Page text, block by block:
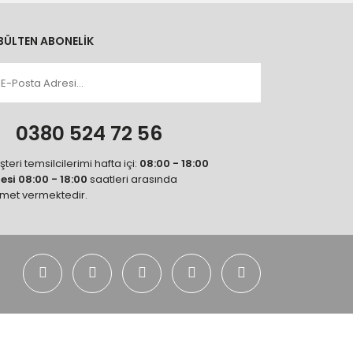
ABONELİK
0380 524 72 56
temsilcilerimi hafta içi: 08:00 - 18:00
08:00 - 18:00 saatleri arasında
vermektedir.